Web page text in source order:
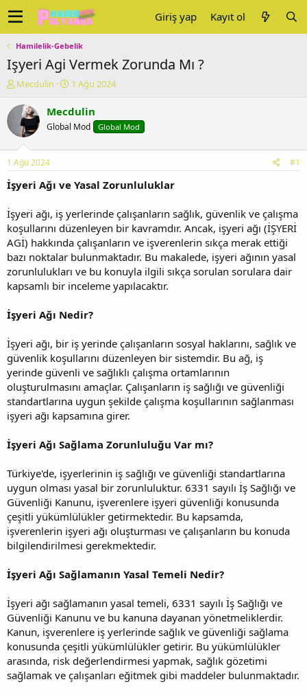
Giriş yap Kayıt ol
Hamilelik-Gebelik
Işyeri Agi Vermek Zorunda Mı ?
K
n
u
y
b
a
ş
l
t
a
n
Mecdulin
B
ş
a
ç
r
i
h
i
1 Ağu 2024
Mecdulin
Global Mod Global Mod
1 Ağu 2024 #1
İşyeri Ağı ve Yasal Zorunluluklar
İşyeri ağı, iş yerlerinde çalışanların sağlık, güvenlik ve çalışma
koşullarını düzenleyen bir kavramdır. Ancak, işyeri ağı (İŞYERİ
AGİ) hakkında çalışanların ve işverenlerin sıkça merak ettiği
bazı noktalar bulunmaktadır. Bu makalede, işyeri ağının yasal
zorunlulukları ve bu konuyla ilgili sıkça sorulan sorulara dair
kapsamlı bir inceleme yapılacaktır.
İşyeri Ağı Nedir?
İşyeri ağı, bir iş yerinde çalışanların sosyal haklarını, sağlık ve
güvenlik koşullarını düzenleyen bir sistemdir. Bu ağ, iş
yerinde güvenli ve sağlıklı çalışma ortamlarının
oluşturulmasını amaçlar. Çalışanların iş sağlığı ve güvenliği
standartlarına uygun şekilde çalışma koşullarının sağlanması
işyeri ağı kapsamına girer.
İşyeri Ağı Sağlama Zorunluluğu Var mı?
Türkiye'de, işyerlerinin iş sağlığı ve güvenliği standartlarına
uygun olması yasal bir zorunluluktur. 6331 sayılı İş Sağlığı ve
Güvenliği Kanunu, işverenlere işyeri güvenliği konusunda
çeşitli yükümlülükler getirmektedir. Bu kapsamda,
işverenlerin işyeri ağı oluşturması ve çalışanların bu konuda
bilgilendirilmesi gerekmektedir.
İşyeri Ağı Sağlamanın Yasal Temeli Nedir?
İşyeri ağı sağlamanın yasal temeli, 6331 sayılı İş Sağlığı ve
Güvenliği Kanunu ve bu kanuna dayanan yönetmeliklerdir.
Kanun, işverenlere iş yerlerinde sağlık ve güvenliği sağlama
konusunda çeşitli yükümlülükler getirir. Bu yükümlülükler
arasında, risk değerlendirmesi yapmak, sağlık gözetimi
sağlamak ve çalışanları eğitmek gibi maddeler bulunmaktadır.